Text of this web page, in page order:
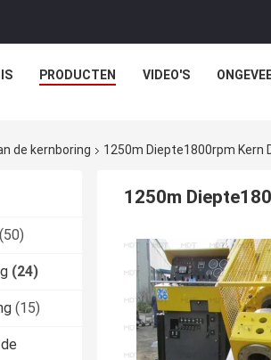
PRODUCTEN VIDEO'S
de kernboring 1250m Diepte1800rpm Kern
(50)
(24)
(15)
1250m